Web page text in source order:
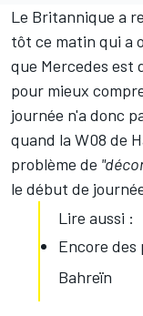
Le Britannique a
tôt ce matin qui a
que Mercedes est
pour mieux
journée n'a donc
quand la W08 de
problème de
le début de
Lire aussi :
Encore des
Bahreïn